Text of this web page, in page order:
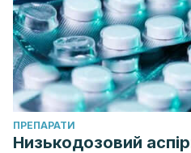
ПРЕПАРАТИ
Низькодозовий